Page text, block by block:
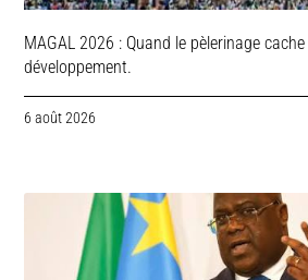
MAGAL 2026 : Quand le pèlerinage cache
développement.
6 août 2026